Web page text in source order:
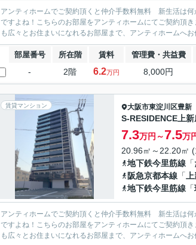
アンティホームでご契約頂くと仲介手数料無料 新生活は
ですよね！こちらのお部屋をアンティホームにてご契約頂
も広々とお住まいになれるお部屋まで、アンティホームへお
部屋番号 所在階 賃料 管理費・共益費
- 2階 6.2万円 8,000円
賃貸マンション 大阪市東淀川区豊新
S-RESIDENCE上
7.3万円～7.5万
20.96㎡～22.20㎡
地下鉄今里筋線 「
阪急京都本線 「
地下鉄今里筋線 「
アンティホームでご契約頂くと仲介手数料無料 新生活は
ですよね！こちらのお部屋をアンティホームにてご契約頂
も広々とお住まいになれるお部屋まで、アンティホームへお